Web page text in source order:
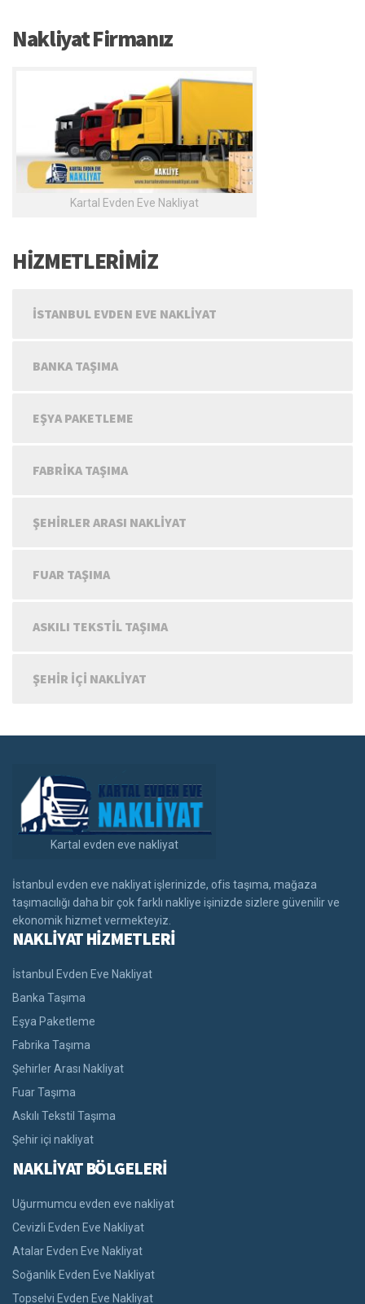
Nakliyat Firmanız
Kartal Evden Eve Nakliyat
HİZMETLERİMİZ
İSTANBUL EVDEN EVE NAKLIYAT
BANKA TAŞIMA
EŞYA PAKETLEME
FABRIKA TAŞIMA
ŞEHIRLER ARASI NAKLIYAT
FUAR TAŞIMA
ASKILI TEKSTIL TAŞIMA
ŞEHIR IÇI NAKLIYAT
Kartal evden eve nakliyat
İstanbul evden eve nakliyat işlerinizde, ofis taşıma, mağaza
taşımacılığı daha bir çok farklı nakliye işinizde sizlere güvenilir ve
ekonomik hizmet vermekteyiz.
NAKLİYAT HİZMETLERİ
İstanbul Evden Eve Nakliyat
Banka Taşıma
Eşya Paketleme
Fabrika Taşıma
Şehirler Arası Nakliyat
Fuar Taşıma
Askılı Tekstil Taşıma
Şehir içi nakliyat
NAKLİYAT BÖLGELERİ
Uğurmumcu evden eve nakliyat
Cevizli Evden Eve Nakliyat
Atalar Evden Eve Nakliyat
Soğanlık Evden Eve Nakliyat
Topselvi Evden Eve Nakliyat